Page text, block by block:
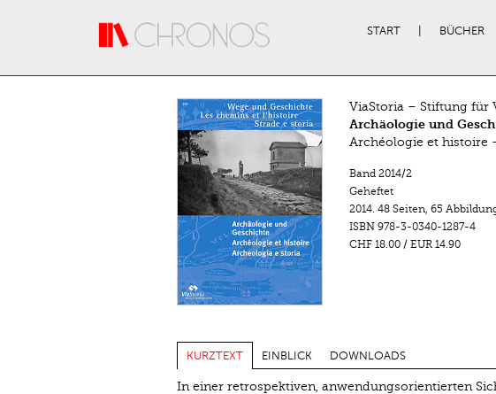
START BÜCHER
ViaStoria – Stiftung für
Archäologie und
Archéologie et histoire
Band 2014/2
Geheftet
2014. 48 Seiten, 65
ISBN 978-3-0340-1287-4
CHF 18.00/ EUR 14.90
KURZTEXT EINBLICK DOWNLOADS
In einer retrospektiven, anwendungsorientierten